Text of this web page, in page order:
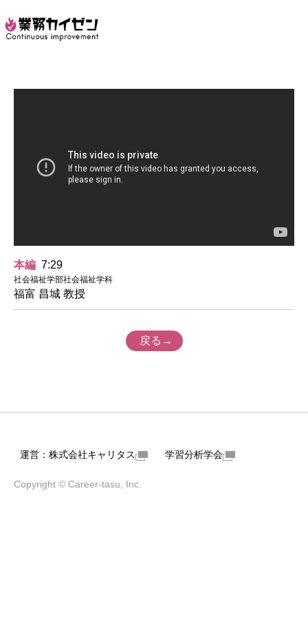
本編 7:29
社会福祉学部社会福祉学科
福富 昌城 教授
戻る→
運営：株式会社キャリタス 学習分析学会
Copyright © Career-tasu, Inc.